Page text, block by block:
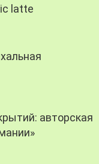
latte
авторская